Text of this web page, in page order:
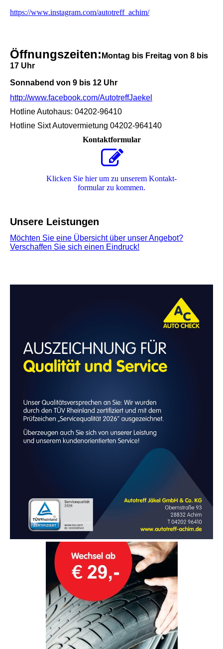
https://www.instagram.com/autotreff_achim/
Öffnungszeiten: Montag bis Freitag von 8 bis
17 Uhr
Sonnabend von 9 bis 12 Uhr
http://www.facebook.com/AutotreffJaekel
Hotline Autohaus: 04202-96410
Hotline Sixt Autovermietung 04202-964140
Kontaktformular
Klicken Sie hier um zu unserem Kon­takt­
for­mu­lar zu kommen.
Unsere Leistungen
Möchten Sie eine Übersicht über unser Angebot?
Verschaffen Sie sich einen Eindruck!